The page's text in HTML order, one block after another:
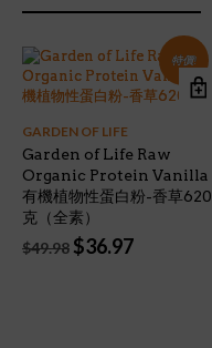
特價!
GARDEN OF LIFE
Garden of Life Raw
Organic Protein Vanilla
有機植物性蛋白粉-香草620
克（全素）
$49.98 Original
$36.97Current